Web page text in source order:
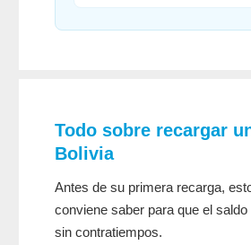
Todo sobre recargar
Bolivia
Antes de su primera recarga,
conviene saber para que el
sin contratiempos.